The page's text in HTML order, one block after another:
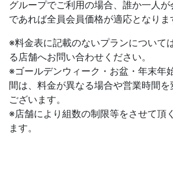
グループでご利用の場合、誰か一人が
であれば全員会員価格が適応となりま
※料金表に記載のないプランについて
る店舗へお問い合わせください。
※ゴールデンウィーク・お盆・年末年
間は、料金が異なる場合や営業時間
ございます。
※店舗により組数の制限等をさせて頂
ます。